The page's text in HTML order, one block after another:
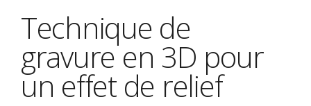
Technique de
gravure en 3D pour
un effet de relief